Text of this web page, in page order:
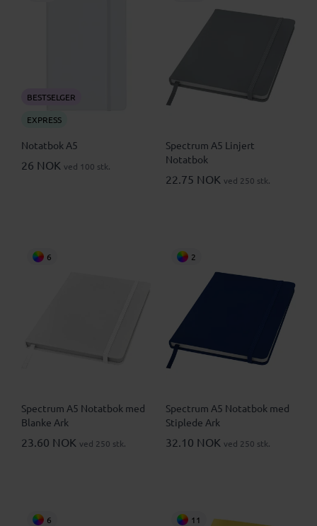
BESTSELGER
EXPRESS
Notatbok A5
26 NOK ved 100 stk.
Spectrum A5 Linjert
Notatbok
22.75 NOK ved 250 stk.
6
Spectrum A5 Notatbok med
Blanke Ark
23.60 NOK ved 250 stk.
2
Spectrum A5 Notatbok med
Stiplede Ark
32.10 NOK ved 250 stk.
6 11